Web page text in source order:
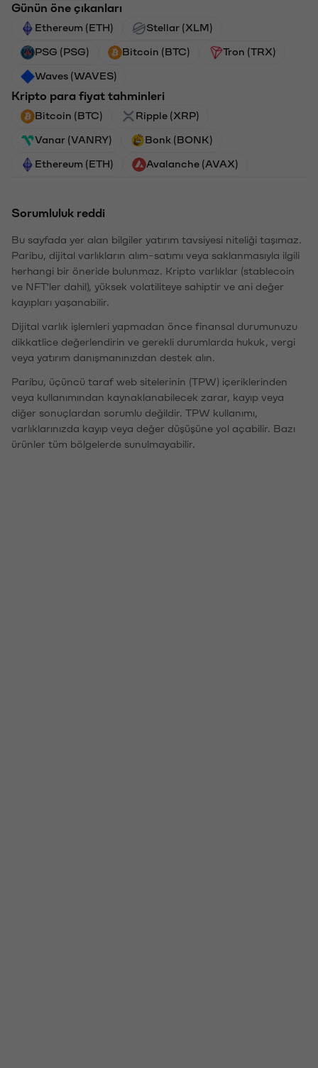
Günün öne çıkanları
Ethereum (ETH) Stellar (XLM)
PSG (PSG) Bitcoin (BTC) Tron (TRX)
Waves (WAVES)
Kripto para fiyat tahminleri
Bitcoin (BTC) Ripple (XRP)
Vanar (VANRY) Bonk (BONK)
Ethereum (ETH) Avalanche (AVAX)
Sorumluluk reddi
Bu sayfada yer alan bilgiler yatırım tavsiyesi niteliği taşımaz.
Paribu, dijital varlıkların alım-satımı veya saklanmasıyla ilgili
herhangi bir öneride bulunmaz. Kripto varlıklar (stablecoin
ve NFT'ler dahil), yüksek volatiliteye sahiptir ve ani değer
kayıpları yaşanabilir.
Dijital varlık işlemleri yapmadan önce finansal durumunuzu
dikkatlice değerlendirin ve gerekli durumlarda hukuk, vergi
veya yatırım danışmanınızdan destek alın.
Paribu, üçüncü taraf web sitelerinin (TPW) içeriklerinden
veya kullanımından kaynaklanabilecek zarar, kayıp veya
diğer sonuçlardan sorumlu değildir. TPW kullanımı,
varlıklarınızda kayıp veya değer düşüşüne yol açabilir. Bazı
ürünler tüm bölgelerde sunulmayabilir.